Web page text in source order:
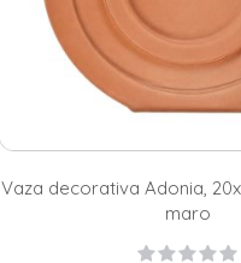
Vaza decorativa Adonia,
maro